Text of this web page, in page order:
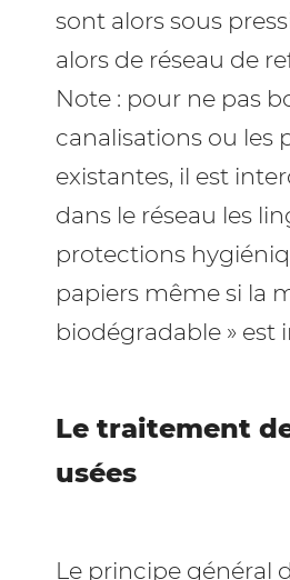
sont alors sous
alors de réseau de
Note : pour ne pas
canalisations ou les
existantes, il est
dans le réseau les
protections
papiers même si la
biodégradable » est
Le traitement
usées
Le principe général